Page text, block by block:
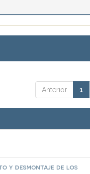
Anterior 1
y desmontaje de los